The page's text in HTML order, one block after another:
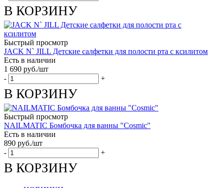
В КОРЗИНУ
Быстрый просмотр
JACK N` JILL Детские салфетки для полости рта с ксилитом
Есть в наличии
1 690 руб./шт
-
+
В КОРЗИНУ
Быстрый просмотр
NAILMATIC Бомбочка для ванны "Cosmic"
Есть в наличии
890 руб./шт
-
+
В КОРЗИНУ